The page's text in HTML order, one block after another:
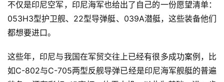
不仅是印尼空军，印尼海军也给出了自己的一份愿望清单：
053H3型护卫舰、22型导弹艇、039A潜艇，这些装备他们
都想要进口。
这些年，印尼与我国在军贸交往上已经有很多成功案例，比
如C-802与C-705两型反舰导弹已经是印尼海军舰艇的普遍